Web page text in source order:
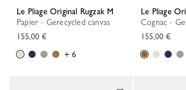
Le Pliage Original Rugzak M
Papier - Gerecycled canvas
155,00 €
+ 6
Le Pliage
Cognac -
155,00 €